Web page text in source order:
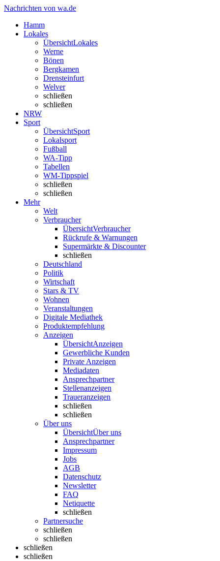
Nachrichten von wa.de
Hamm
Lokales
ÜbersichtLokales
Werne
Bönen
Bergkamen
Drensteinfurt
Welver
schließen
schließen
NRW
Sport
ÜbersichtSport
Lokalsport
Fußball
WA-Tipp
Tabellen
WM-Tippspiel
schließen
schließen
Mehr
Welt
Verbraucher
ÜbersichtVerbraucher
Rückrufe & Warnungen
Supermärkte & Discounter
schließen
Deutschland
Politik
Wirtschaft
Stars & TV
Wohnen
Veranstaltungen
Digitale Mediathek
Produktempfehlung
Anzeigen
ÜbersichtAnzeigen
Gewerbliche Kunden
Private Anzeigen
Mediadaten
Ansprechpartner
Stellenanzeigen
Traueranzeigen
schließen
schließen
Über uns
ÜbersichtÜber uns
Ansprechpartner
Impressum
Jobs
AGB
Datenschutz
Newsletter
FAQ
Netiquette
schließen
Partnersuche
schließen
schließen
schließen
schließen